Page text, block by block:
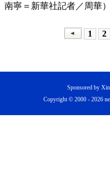
南寧＝新華社記者／周華）
1 2
Sponsored by
Copyright © 2000 - 2026